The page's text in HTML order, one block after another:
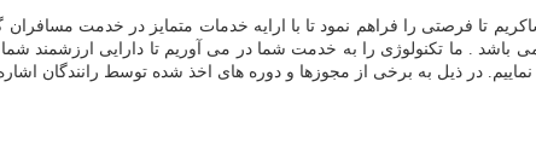
تا فرصتی را فراهم نمود تا با ارایه خدمات متمایز در خدمت
باشد . ما تکنولوژی را به خدمت شما در می آوریم تا دارایی ارزشمند
در ذیل به برخی از مجوزها و دوره های اخذ شده توسط رانندگان